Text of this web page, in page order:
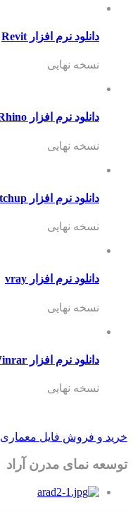
دانلود نرم افزار Revit
نسخه نهایی
دانلود نرم افزار Rhino
نسخه نهایی
دانلود نرم افزار sketchup
نسخه نهایی
دانلود نرم افزار vray
نسخه نهایی
دانلود نرم افزار Winrar
نسخه نهایی
خرید و فروش فایل معماری
توسعه نمای مدرن آراد